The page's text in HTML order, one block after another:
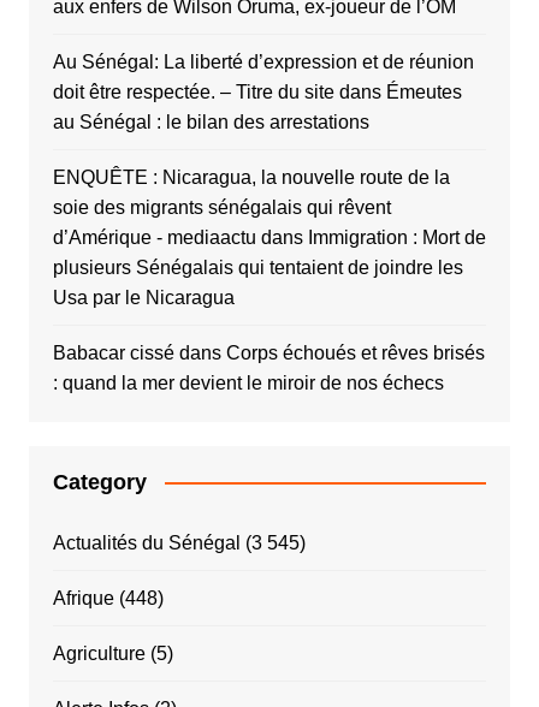
aux enfers de Wilson Oruma, ex-joueur de l’OM
Au Sénégal: La liberté d’expression et de réunion
doit être respectée. – Titre du sitedans Émeutes
au Sénégal : le bilan des arrestations
ENQUÊTE : Nicaragua, la nouvelle route de la
soie des migrants sénégalais qui rêvent
d’Amérique - mediaactu dans Immigration : Mort de
plusieurs Sénégalais qui tentaient de joindre les
Usa par le Nicaragua
Babacar cissédans Corps échoués et rêves brisés
: quand la mer devient le miroir de nos échecs
Category
Actualités du Sénégal (3 545)
Afrique(448)
Agriculture(5)